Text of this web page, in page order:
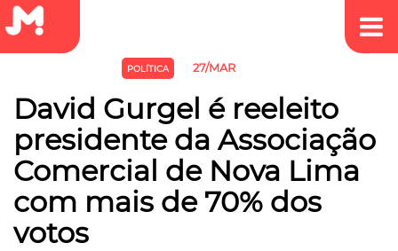
POLÍTICA 27/MAR
David Gurgel é reeleito
presidente da Associação
Comercial de Nova Lima
com mais de 70% dos
votos